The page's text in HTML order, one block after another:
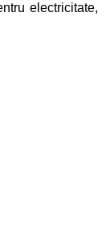
electricitate,